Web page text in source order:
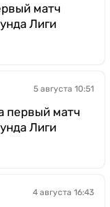
матч
Лиги
5 августа 10:51
первый матч
Лиги
4 августа 16:43